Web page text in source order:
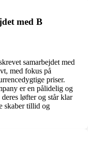
med B
samarbejdet med
med fokus på
priser.
er en pålidelig og
løfter og står klar
skaber tillid og